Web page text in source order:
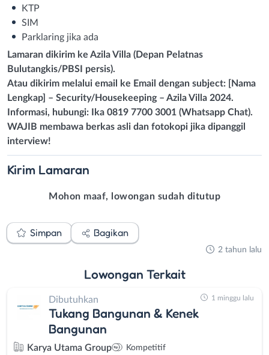
KTP
SIM
Parklaring jika ada
Lamaran dikirim ke Azila Villa (Depan Pelatnas
Bulutangkis/PBSI persis).
Atau dikirim melalui email ke Email dengan subject: [Nama
Lengkap] – Security/Housekeeping – Azila Villa 2024.
Informasi, hubungi: Ika 0819 7700 3001 (Whatsapp Chat).
WAJIB membawa berkas asli dan fotokopi jika dipanggil
interview!
Kirim Lamaran
Mohon maaf, lowongan sudah ditutup
Simpan Bagikan
2 tahun lalu
Lowongan Terkait
Dibutuhkan
Tukang Bangunan & Kenek
Bangunan
Karya Utama Group Kompetitif
1 minggu lalu